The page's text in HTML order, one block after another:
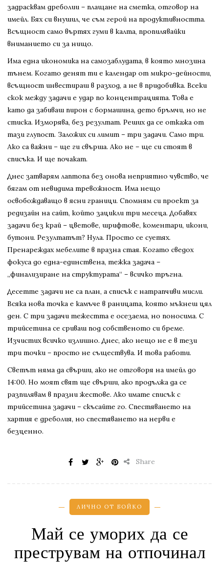
задрасквам дреболии – плащане на сметка, отговор на
имейл. Бях си внушил, че съм герой на продуктивността.
Всъщност само въртях гуми в калта, пропилявайки
вниманието си за нищо.
Има една икономика на самозаблудата, в която мнозина
тънем. Когато денят ти е календар от микро-дейности,
всъщност инвестираш в разход, а не в придобивка. Всеки
скок между задачи е удар по концентрацията. Това е
като да забиваш пирон с бормашина, дето бръмчи, но не
стиска. Изморява, без резултат. Реших да се откажа от
тази глупост. Заложих си лимит – три задачи. Само три.
Ако са важни – ще ги свърша. Ако не – ще си стоят в
списъка. И ще почакат.
Днес затварям лаптопа без онова неприятно чувство, че
бягам от невидима тревожност. Има нещо
освобождаващо в ясни граници. Спомням си проект за
редизайн на сайт, който зацикли три месеца. Добавях
задачи без край – цветове, шрифтове, коментари, икони,
бутони. Резултатът? Нула. Просто се суетях.
Пренареждах мебелите в празна стая. Когато сведох
фокуса до една-единствена, тежка задача –
„финализиране на структурата“ – всичко тръгна.
Десетте задачи не са план, а списък с натрапчиви мисли.
Всяка нова точка е камъче в раницата, която мъкнеш цял
ден. С три задачи тежестта е осезаема, но поносима. С
трийсетина се сриваш под собственото си бреме.
Изчистих всичко излишно. Днес, ако нещо не е в тези
три точки – просто не съществува. И това работи.
Светът няма да свърши, ако не отговоря на имейл до
14:00. Но моят свят ще свърши, ако продължа да се
разпилявам в празни жестове. Ако имате списък с
трийсетина задачи – скъсайте го. Спестяването на
хартия е дреболия, но спестяването на нерви е
безценно.
Share
ЛИЧНО ОТ БОЙКО
Май се уморих да се
преструвам на отпочинал